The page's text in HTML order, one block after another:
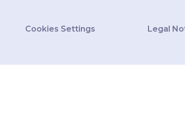
Cookies Settings Legal